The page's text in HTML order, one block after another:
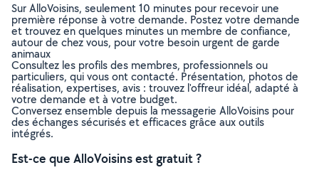
Sur AlloVoisins, seulement 10 minutes pour recevoir une
première réponse à votre demande. Postez votre demande
et trouvez en quelques minutes un membre de confiance,
autour de chez vous, pour votre besoin urgent de garde
animaux
Consultez les profils des membres, professionnels ou
particuliers, qui vous ont contacté. Présentation, photos de
réalisation, expertises, avis : trouvez l'offreur idéal, adapté à
votre demande et à votre budget.
Conversez ensemble depuis la messagerie AlloVoisins pour
des échanges sécurisés et efficaces grâce aux outils
intégrés.
Est-ce que AlloVoisins est gratuit ?